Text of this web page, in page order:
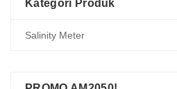
Kategori Produk